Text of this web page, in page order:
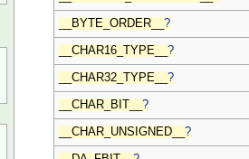
__BYTE_ORDER__?
__CHAR16_TYPE__?
__CHAR32_TYPE__?
__CHAR_BIT__?
__CHAR_UNSIGNED__?